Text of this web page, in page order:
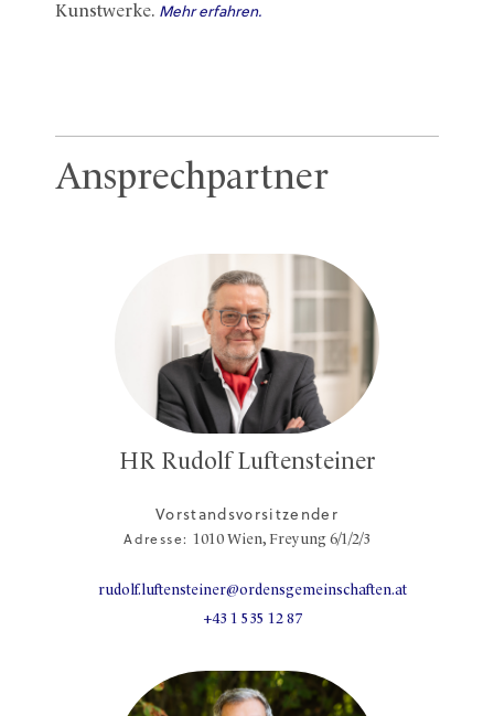
Kunstwerke. Mehr erfahren.
Ansprechpartner
HR Rudolf Luftensteiner
Vorstandsvorsitzender
Adresse: 1010 Wien, Freyung 6/1/2/3
rudolf.luftensteiner@ordensgemeinschaften.at
+43 1 535 12 87